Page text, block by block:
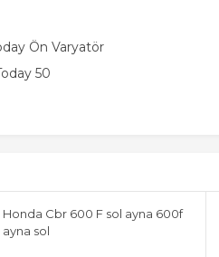
Ön Varyatör
50
Honda Cbr 600 F sol ayna 600f
ayna sol